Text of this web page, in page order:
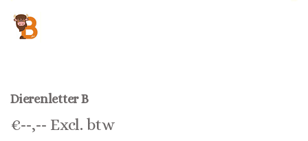
Dierenletter B
€--,-- Excl. btw